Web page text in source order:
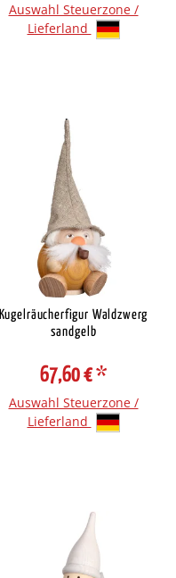
Auswahl Steuerzone /
Lieferland
Kugelräucherfigur Waldzwerg
sandgelb
67,60 €*
Auswahl Steuerzone /
Lieferland